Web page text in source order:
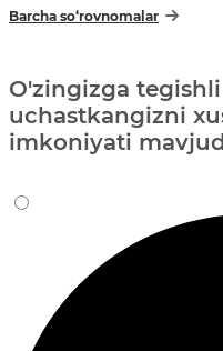
Barcha so‘rovnomalar
O'zingizga
uchastkangizni
imkoniyati